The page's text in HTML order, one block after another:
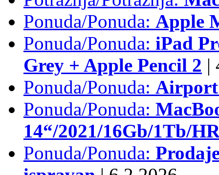
Ponuda/Ponuda: Apple
Ponuda/Ponuda: iPad
Grey + Apple Pencil 2 |
Ponuda/Ponuda: Airport
Ponuda/Ponuda:
14“/2021/16Gb/1Tb/
Ponuda/Ponuda: